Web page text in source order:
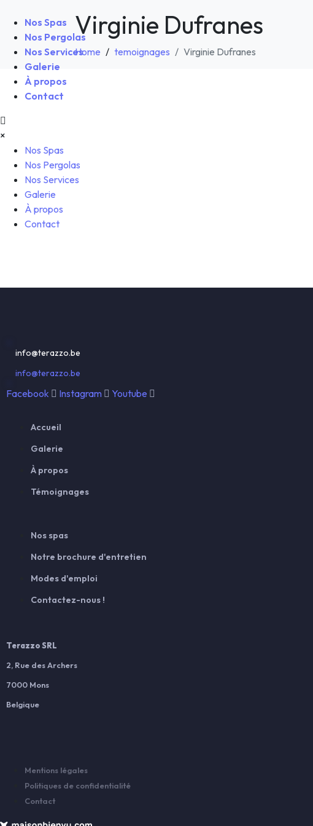
Nos Spas
Nos Pergolas
Nos Services
Galerie
À propos
Contact
×
Nos Spas
Nos Pergolas
Nos Services
Galerie
À propos
Contact
Virginie Dufranes
Home temoignages Virginie Dufranes
info@terazzo.be
info@terazzo.be
Facebook Instagram Youtube
Accueil
Galerie
À propos
Témoignages
Nos spas
Notre brochure d'entretien
Modes d'emploi
Contactez-nous !
Terazzo SRL
2, Rue des Archers
7000 Mons
Belgique
Mentions légales
Politiques de confidentialité
Contact